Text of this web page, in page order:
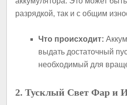
разрядкой, так и с общим
Что происходит:
выдать достаточный
необходимый для
2. Тусклый Свет Фар и